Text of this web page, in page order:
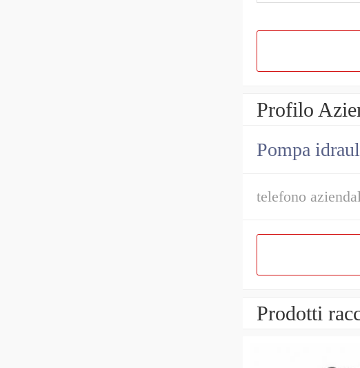
Profilo
Pompa
telefono
Prodotti